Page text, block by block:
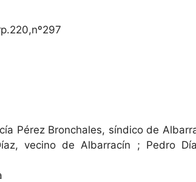
Pérez Bronchales, síndico de
vecino de Albarracín ; Pedro